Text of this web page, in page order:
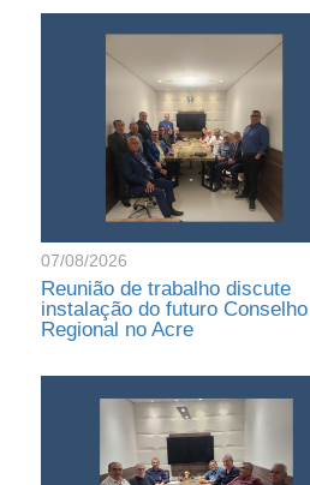
07/08/2026
Reunião de trabalho discute
instalação do futuro Conselho
Regional no Acre